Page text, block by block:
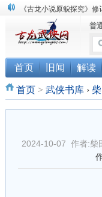
《古龙小说原貌探究》
顾雪衣《古龙武侠小说
“武侠书库”查缺补漏活动
普
首页 旧闻 解读
首页> 武侠书库 ›
2024-10-07 作者:柴